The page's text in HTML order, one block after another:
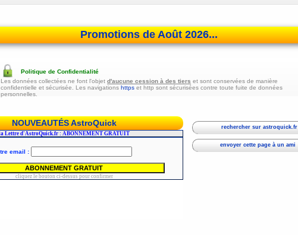
Promotions de Août 2026...
Politique de Confidentialité
Les données collectées ne font l'objet d'aucune cession à des tiers et sont conservées de manière
confidentielle et sécurisée. Les navigations https et http sont sécurisées contre toute fuite de données
personnelles.
NOUVEAUTÉS AstroQuick rechercher sur astroquick.fr
envoyer cette page à un ami